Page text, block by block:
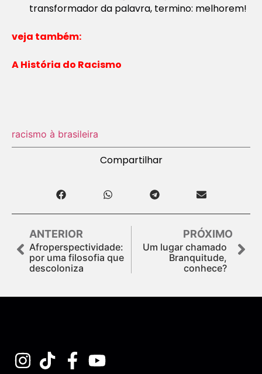
transformador da palavra, termino: melhorem!
veja também:
A História do Racismo
racismo à brasileira
Compartilhar
ANTERIOR
Afroperspectividade:
por uma filosofia que
descoloniza
PRÓXIMO
Um lugar chamado
Branquitude,
conhece?